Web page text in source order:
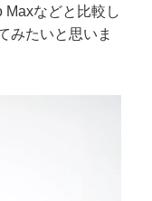
Maxなどと比較し
みたいと思いま